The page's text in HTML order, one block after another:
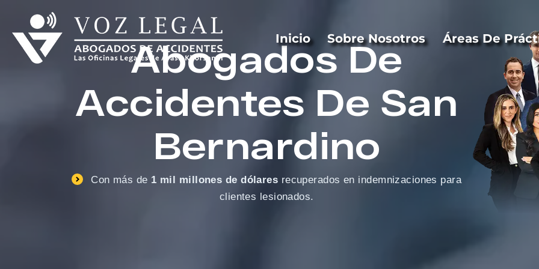
Inicio Sobre Nosotros Áreas De
Abogados De
Accidentes De San
Bernardino
Con más de 1 mil millones de dólares recuperados en indemnizaciones para
clientes lesionados.